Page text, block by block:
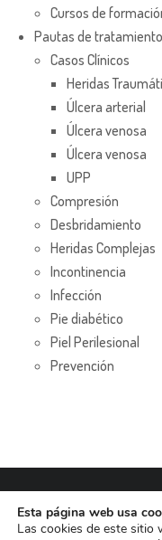
Cursos de
Pautas de tratamiento
Casos Clínicos
Heridas
Úlcera arterial
Úlcera venosa
Úlcera venosa
UPP
Compresión
Desbridamiento
Heridas Complejas
Incontinencia
Infección
Pie diabético
Piel Perilesional
Prevención
Esta página web usa
Las cookies de este sitio